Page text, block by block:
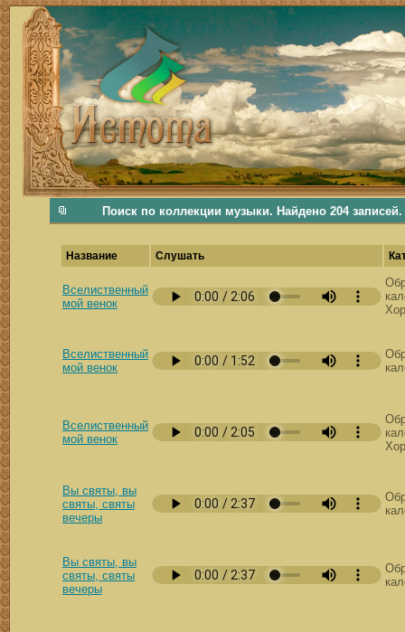
фольклорная музыка, фольклор хороводы бабушки русские народные песни послушать скачать каталог фольклора Поиск музыки, поиск фольклора, искать песни, как пели раньше,
Поиск по коллекции музыки. Найдено 204 записей.
Название Слушать
Вселиственный
мой венок
Вселиственный
мой венок
Вселиственный
мой венок
Вы святы, вы
святы, святы
вечеры
Вы святы, вы
святы, святы
вечеры